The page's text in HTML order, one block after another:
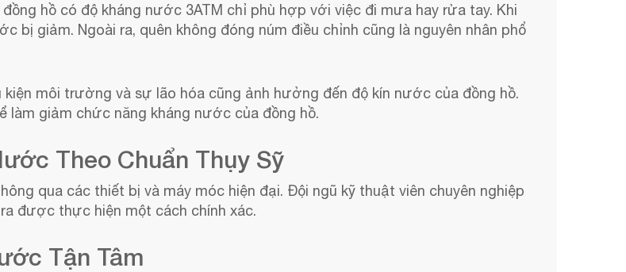
hồ có độ kháng nước 3ATM chỉ phù hợp với việc đi mưa hay rửa tay. Khi
bị giảm. Ngoài ra, quên không đóng núm điều chỉnh cũng là nguyên nhân phổ
môi trường và sự lão hóa cũng ảnh hưởng đến độ kín nước của đồng hồ.
giảm chức năng kháng nước của đồng hồ.
Theo Chuẩn Thụy Sỹ
qua các thiết bị và máy móc hiện đại. Đội ngũ kỹ thuật viên chuyên nghiệp
được thực hiện một cách chính xác.
Tận Tâm